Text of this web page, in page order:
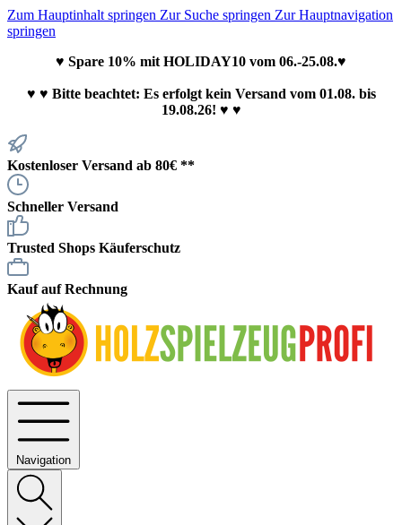
Zum Hauptinhalt springen Zur Suche springen Zur Hauptnavigation
springen
♥ Spare 10% mit HOLIDAY10 vom 06.-25.08.♥
♥ ♥ Bitte beachtet: Es erfolgt kein Versand vom 01.08. bis
19.08.26! ♥ ♥
Kostenloser Versand ab 80€ **
Schneller Versand
Trusted Shops Käuferschutz
Kauf auf Rechnung
Navigation